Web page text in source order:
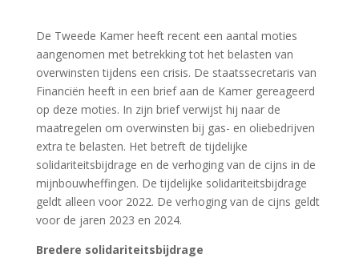
De Tweede Kamer heeft recent een aantal moties
aangenomen met betrekking tot het belasten van
overwinsten tijdens een crisis. De staatssecretaris van
Financiën heeft in een brief aan de Kamer gereageerd
op deze moties. In zijn brief verwijst hij naar de
maatregelen om overwinsten bij gas- en oliebedrijven
extra te belasten. Het betreft de tijdelijke
solidariteitsbijdrage en de verhoging van de cijns in de
mijnbouwheffingen. De tijdelijke solidariteitsbijdrage
geldt alleen voor 2022. De verhoging van de cijns geldt
voor de jaren 2023 en 2024.
Bredere solidariteitsbijdrage